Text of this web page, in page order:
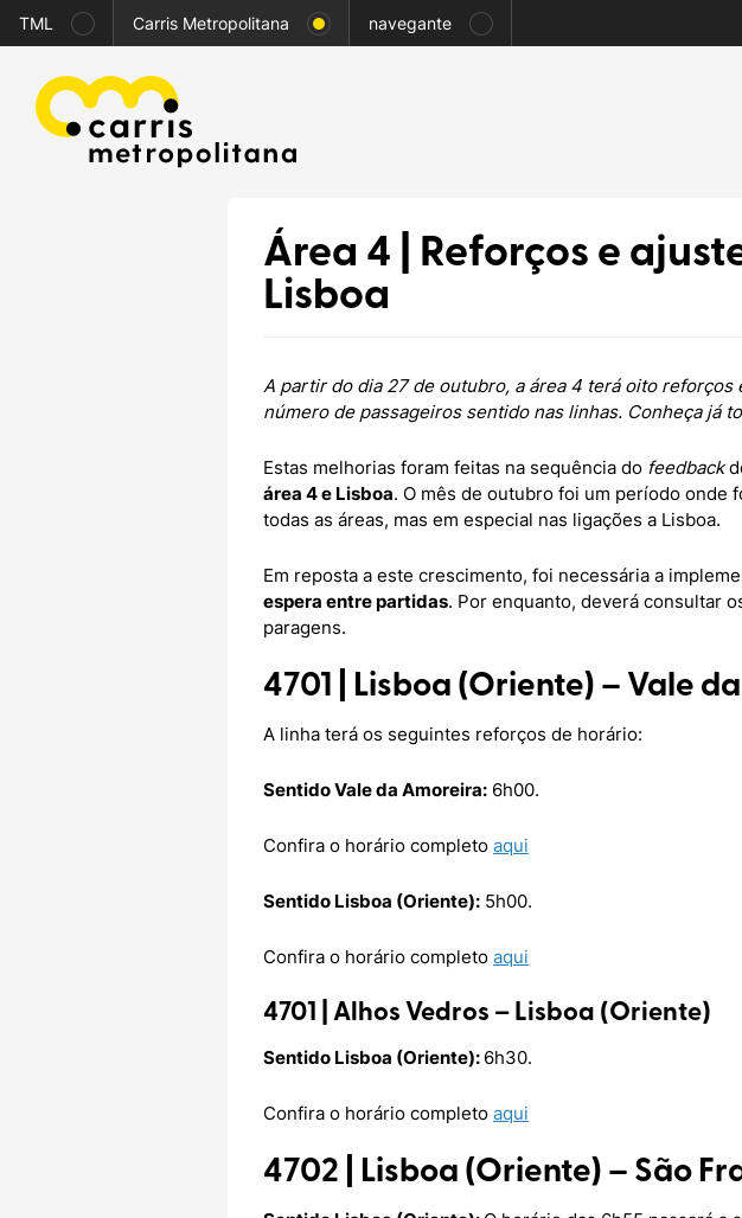
TML Carris Metropolitana navegante
Área 4 | Reforços e
Lisboa
A partir do dia 27 de outubro, a área 4 terá oito
número de passageiros sentido nas linhas. Conheça já
Estas melhorias foram feitas na sequência do feedback
área 4 e Lisboa. O mês de outubro foi um período onde
todas as áreas, mas em especial nas ligações a Lisboa.
Em reposta a este crescimento, foi necessária a
espera entre partidas. Por enquanto, deverá consultar
paragens.
4701 | Lisboa (Oriente) – Vale
A linha terá os seguintes reforços de horário:
Sentido Vale da Amoreira: 6h00.
Confira o horário completo aqui
Sentido Lisboa (Oriente): 5h00.
Confira o horário completo aqui
4701 | Alhos Vedros – Lisboa (Oriente)
Sentido Lisboa (Oriente): 6h30.
Confira o horário completo aqui
4702 | Lisboa (Oriente) – São